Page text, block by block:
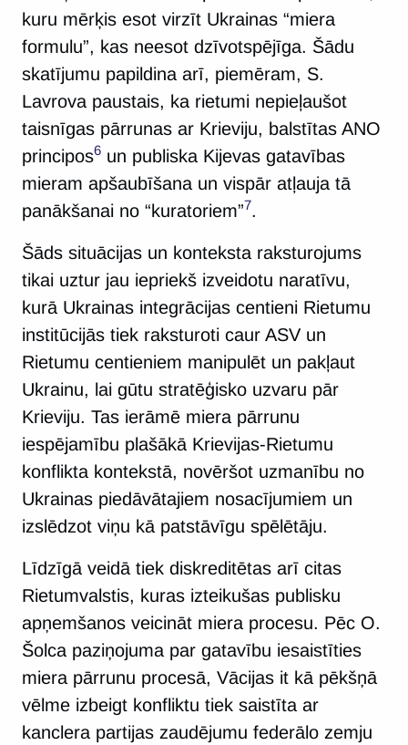
kuru mērķis esot virzīt Ukrainas “miera
formulu”, kas neesot dzīvotspējīga. Šādu
skatījumu papildina arī, piemēram, S.
Lavrova paustais, ka rietumi nepieļaušot
taisnīgas pārrunas ar Krieviju, balstītas ANO
principos6 un publiska Kijevas gatavības
mieram apšaubīšana un vispār atļauja tā
panākšanai no “kuratoriem”7.
Šāds situācijas un konteksta raksturojums
tikai uztur jau iepriekš izveidotu naratīvu,
kurā Ukrainas integrācijas centieni Rietumu
institūcijās tiek raksturoti caur ASV un
Rietumu centieniem manipulēt un pakļaut
Ukrainu, lai gūtu stratēģisko uzvaru pār
Krieviju. Tas ierāmē miera pārrunu
iespējamību plašākā Krievijas-Rietumu
konflikta kontekstā, novēršot uzmanību no
Ukrainas piedāvātajiem nosacījumiem un
izslēdzot viņu kā patstāvīgu spēlētāju.
Līdzīgā veidā tiek diskreditētas arī citas
Rietumvalstis, kuras izteikušas publisku
apņemšanos veicināt miera procesu. Pēc O.
Šolca paziņojuma par gatavību iesaistīties
miera pārrunu procesā, Vācijas it kā pēkšņā
vēlme izbeigt konfliktu tiek saistīta ar
kanclera partijas zaudējumu federālo zemju